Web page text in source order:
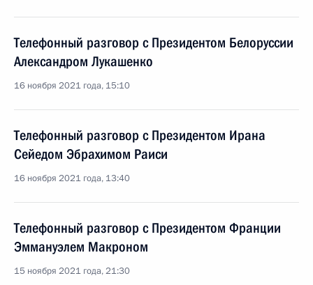
Телефонный разговор с Президентом Белоруссии
Александром Лукашенко
16 ноября 2021 года, 15:10
Телефонный разговор с Президентом Ирана
Сейедом Эбрахимом Раиси
16 ноября 2021 года, 13:40
Телефонный разговор с Президентом Франции
Эммануэлем Макроном
15 ноября 2021 года, 21:30